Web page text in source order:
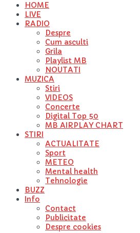
HOME
LIVE
RADIO
Despre
Cum asculti
Grila
Playlist MB
NOUTATI
MUZICA
Stiri
VIDEOS
Concerte
Digital Top 50
MB AIRPLAY CHART
STIRI
ACTUALITATE
Sport
METEO
Mental health
Tehnologie
BUZZ
Info
Contact
Publicitate
Despre cookies